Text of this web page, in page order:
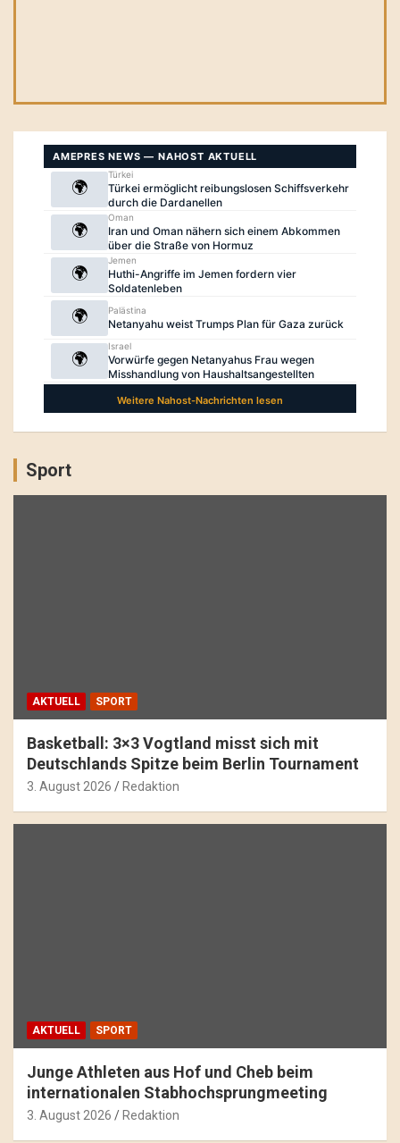
Sport
AKTUELL SPORT
Basketball: 3×3 Vogtland misst sich mit
Deutschlands Spitze beim Berlin Tournament
3. August 2026 Redaktion
AKTUELL SPORT
Junge Athleten aus Hof und Cheb beim
internationalen Stabhochsprungmeeting
3. August 2026 Redaktion